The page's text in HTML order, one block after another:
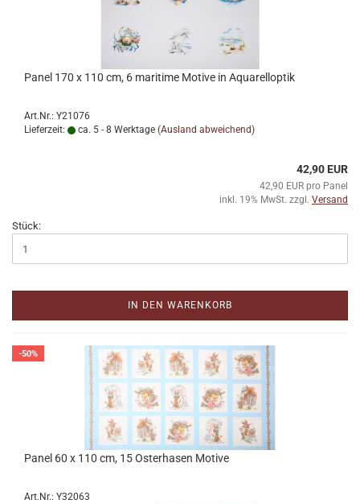
Panel 170 x 110 cm, 6 maritime Motive in Aquarelloptik
Art.Nr.: Y21076
Lieferzeit:
ca. 5 - 8 Werktage (Ausland abweichend)
42,90 EUR
42,90 EUR pro Panel
inkl. 19% MwSt. zzgl. Versand
Stück:
IN DEN WARENKORB
-50%
Panel 60 x 110 cm, 15 Osterhasen Motive
Art.Nr.: Y32063